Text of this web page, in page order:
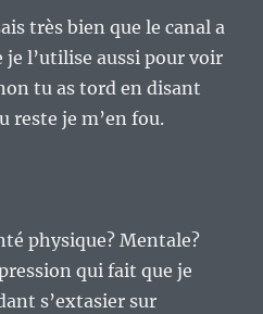
très bien que le canal a
l’utilise aussi pour voir
tu as tord en disant
reste je m’en fou.
physique? Mentale?
qui fait que je
s’extasier sur